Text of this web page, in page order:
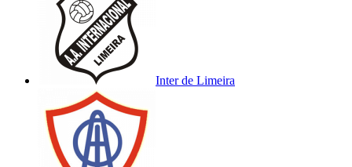
Inter de Limeira